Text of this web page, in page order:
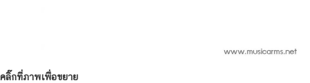
คลิ๊กที่ภาพเพื่อขยาย